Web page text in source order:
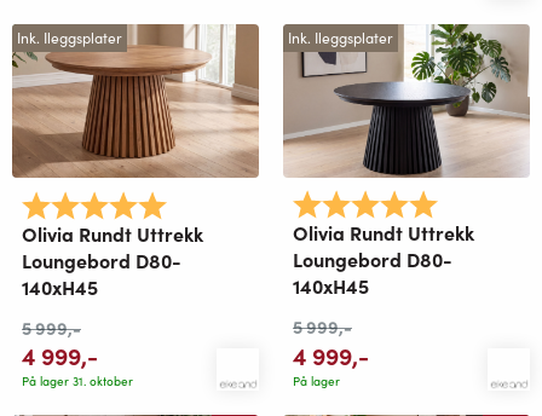
Ink. Ileggsplater
Karakter: 5.0 av 5 mulige
Olivia Rundt Uttrekk
Loungebord D80-
140xH45
5 999,-
4 999,-
På lager 31. oktober
Ink. Ileggsplater
Karakter:
Olivia Rundt Uttrekk
Loungebord D80-
140xH45
5 999,-
4 999,-
På lager